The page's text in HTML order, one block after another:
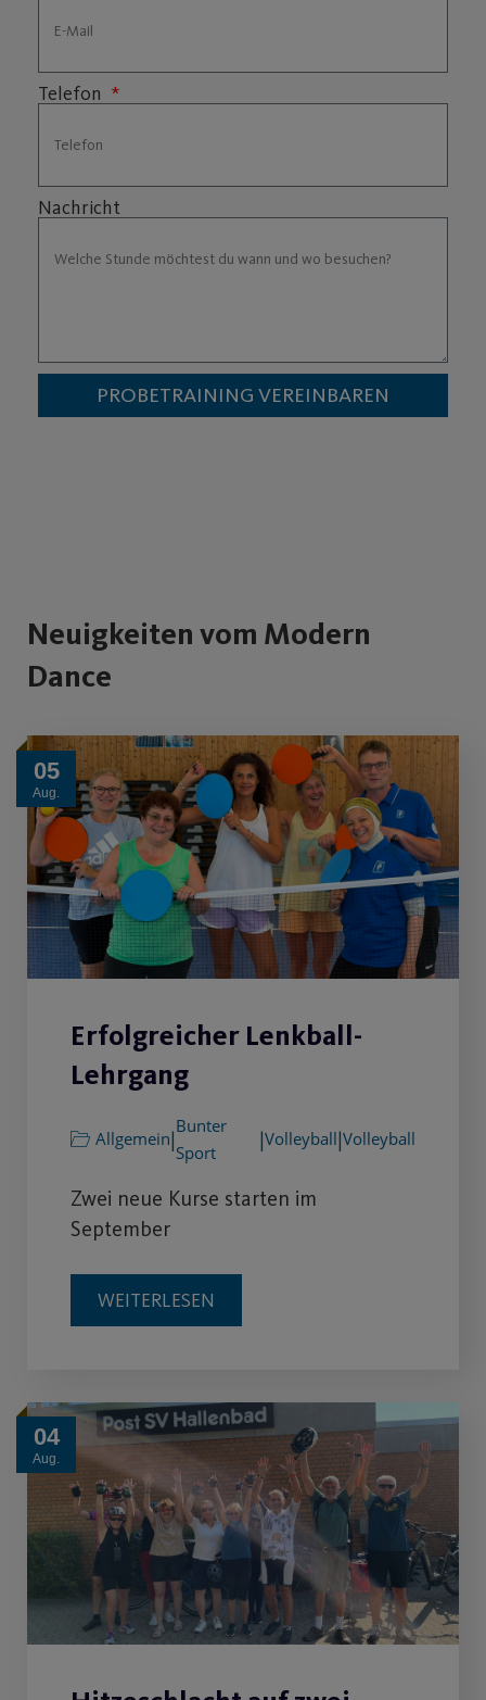
Telefon
Nachricht
PROBETRAINING VEREINBAREN
Neuigkeiten vom Modern
Dance
05
Aug.
Erfolgreicher Lenkball-
Lehrgang
Allgemein|
Bunter
Sport
|Volleyball|Volleyball
Zwei neue Kurse starten im
September
WEITERLESEN
04
Aug.